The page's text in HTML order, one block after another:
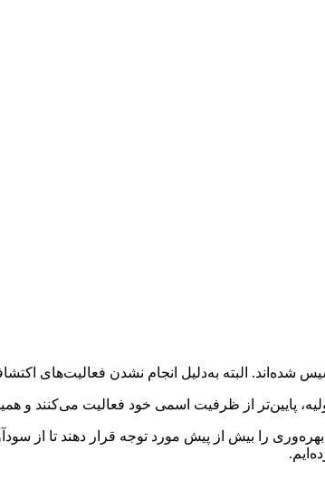
البته به‌دلیل انجام نشدن فعالیت‌های
پایین‌تر از ظرفیت اسمی خود فعالیت می‌کنند و
بهره‌وری را بیش از پیش مورد توجه قرار دهند تا